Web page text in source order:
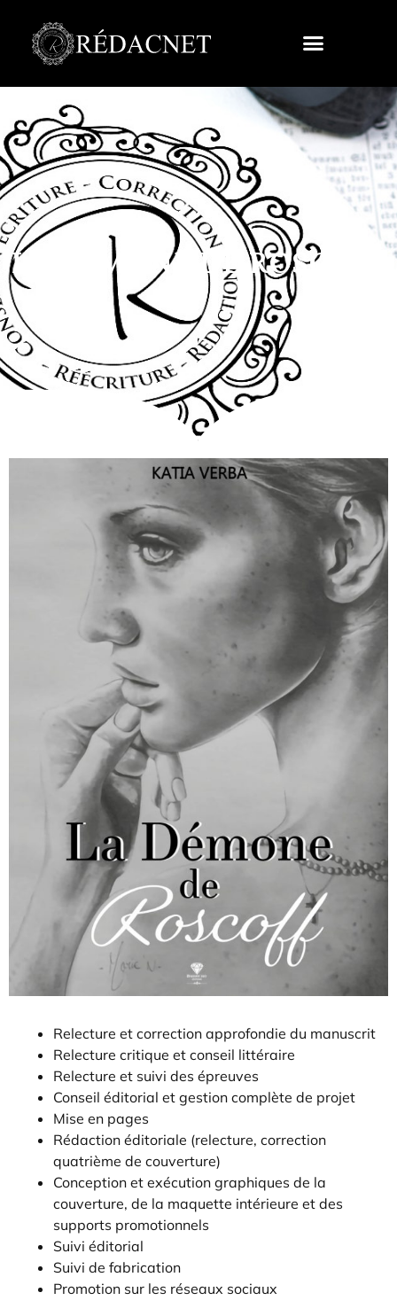
LA DÉMONE DE ROSCOFF
Relecture et correction approfondie du manuscrit
Relecture critique et conseil littéraire
Relecture et suivi des épreuves
Conseil éditorial et gestion complète de projet
Mise en pages
Rédaction éditoriale (relecture, correction
quatrième de couverture)
Conception et exécution graphiques de la
couverture, de la maquette intérieure et des
supports promotionnels
Suivi éditorial
Suivi de fabrication
Promotion sur les réseaux sociaux